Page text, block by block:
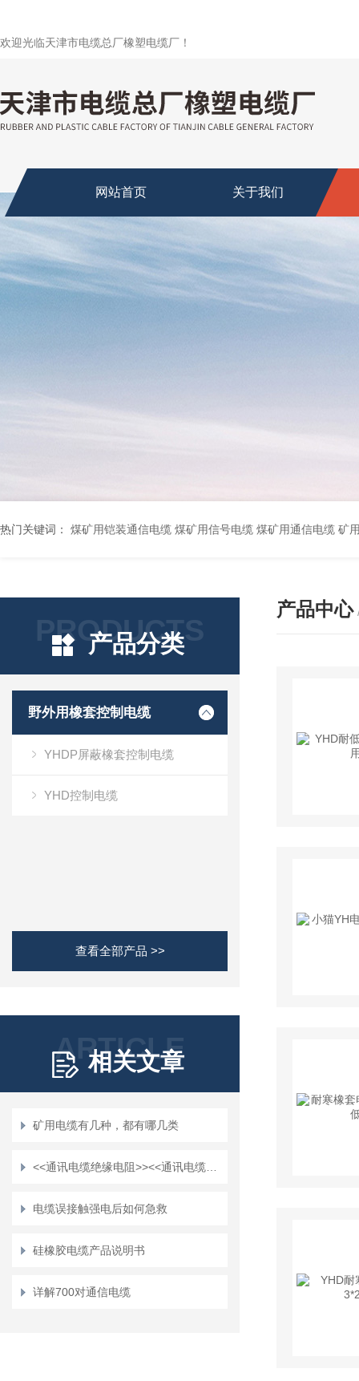
欢迎光临天津市电缆总厂橡塑电缆厂！
网站首页 关于我们
热门关键词： 煤矿用铠装通信电缆 煤矿用信号电缆 煤矿用通信电缆 矿用阻燃通信电缆 矿用监控电缆 矿用通信电缆 橡套软电缆YZ-3*1.5+1 YCW橡胶电缆3*10+1*6 船用橡套软电缆CEFR-3*2.5 煤矿用移动橡套软电缆MY3*4+1*4
PRODUCTS
产品分类
野外用橡套控制电缆
YHDP屏蔽橡套控制电缆
YHD控制电缆
查看全部产品 >>
ARTICLE
相关文章
矿用电缆有几种，都有哪几类
电缆误接触强电后如何急救
硅橡胶电缆产品说明书
详解700对通信电缆
产品中心